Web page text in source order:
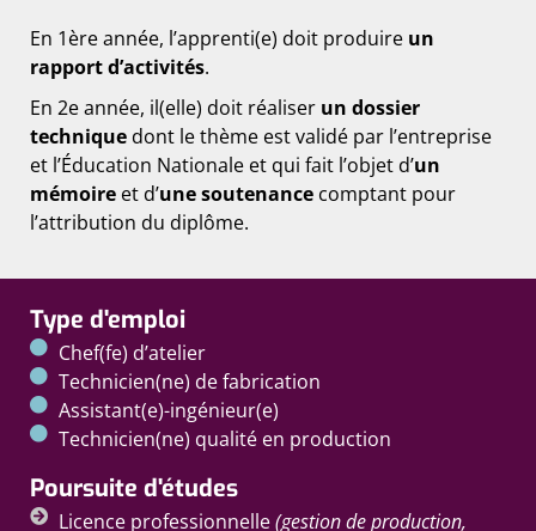
En 1ère année, l’apprenti(e) doit produire un
rapport d’activités.
En 2e année, il(elle) doit réaliser un dossier
technique dont le thème est validé par l’entreprise
et l’Éducation Nationale et qui fait l’objet d’un
mémoire et d’une soutenance comptant pour
l’attribution du diplôme.
Type d'emploi
Chef(fe) d’atelier
Technicien(ne) de fabrication
Assistant(e)-ingénieur(e)
Technicien(ne) qualité en production
Poursuite d'études
Licence professionnelle(gestion de production,